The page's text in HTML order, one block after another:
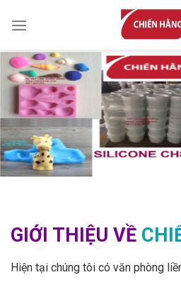
GIỚI THIỆU VỀ
Hiện tại chúng tôi có văn phòng